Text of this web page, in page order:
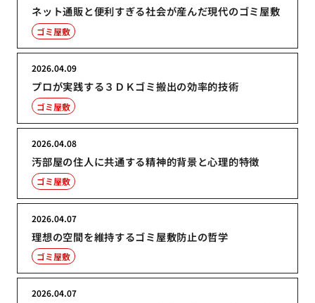
ネット通販と便利すぎる社会が産んだ現代のゴミ屋敷
ゴミ屋敷
プロが実践する３ＤＫゴミ搬出の効率的技術
2026.04.09
ゴミ屋敷
汚部屋の住人に共通する精神的背景と心理的特徴
2026.04.08
ゴミ屋敷
理想の空間を維持するゴミ屋敷防止の哲学
2026.04.07
ゴミ屋敷
2026.04.07